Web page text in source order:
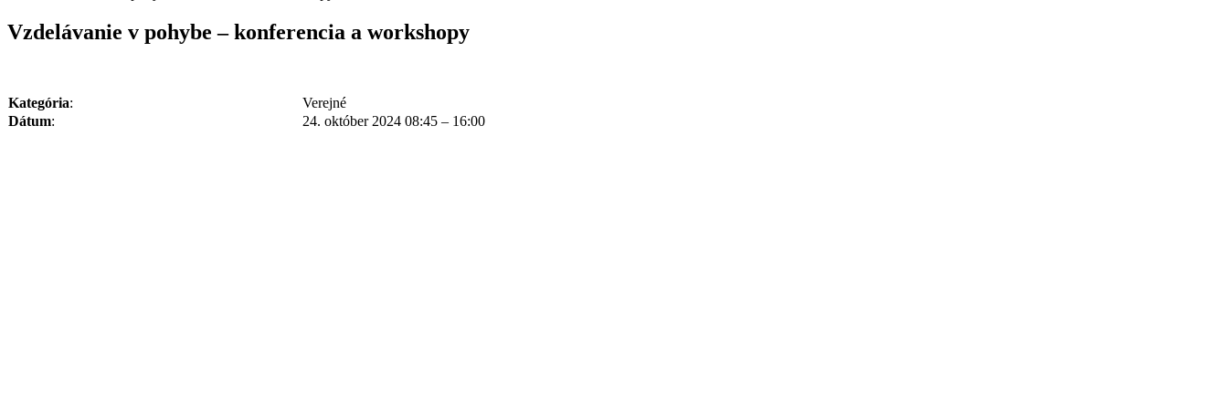
Vzdelávanie v pohybe – konferencia a workshopy
Kategória:
Verejné
Dátum: 24. október 2024 08:45 – 16:00